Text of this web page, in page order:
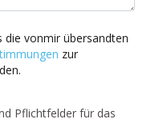
vonmir übersandten
zur
Pflichtfelder für das